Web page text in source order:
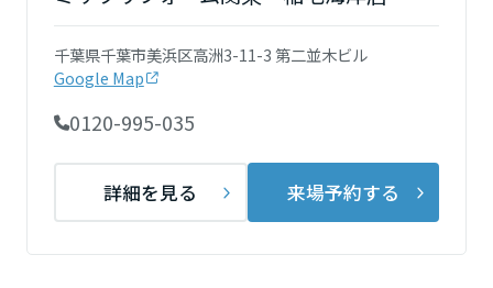
千葉県千葉市美浜区高洲3-11-3 第二並木ビル
Google Map
0120-995-035
詳細を見る 来場予約する
富山県
新潟県